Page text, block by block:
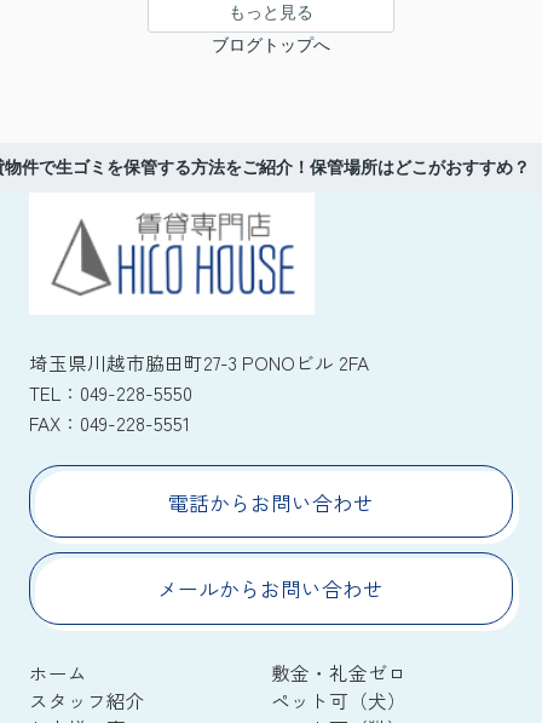
もっと見る
ブログトップへ
物件で生ゴミを保管する方法をご紹介！保管場所はどこがおすすめ？
埼玉県川越市脇田町27-3 PONOビル 2FA
TEL： 049-228-5550
FAX： 049-228-5551
電話からお問い合わせ
メールからお問い合わせ
ホーム
敷金・礼金ゼロ
スタッフ紹介
ペット可（犬）